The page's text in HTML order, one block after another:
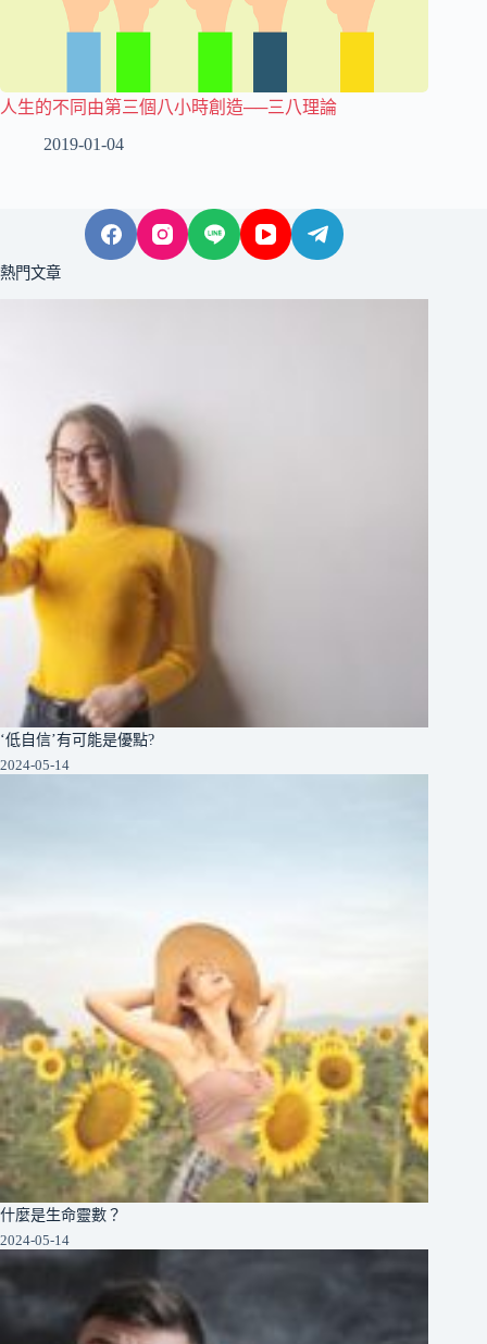
人生的不同由第三個八小時創造──三八理論
2019-01-04
熱門文章
‘低自信’有可能是優點?
2024-05-14
什麼是生命靈數？
2024-05-14